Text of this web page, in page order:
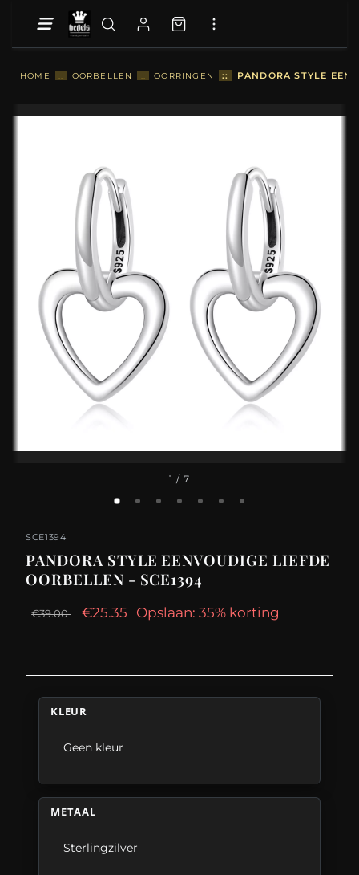
HOME :: OORBELLEN :: OORRINGEN :: PANDORA STYLE
1 / 7
SCE1394
PANDORA STYLE EENVOUDIGE LIEFDE
OORBELLEN - SCE1394
€39.00 €25.35 Opslaan: 35% korting
KLEUR
Geen kleur
METAAL
Sterlingzilver